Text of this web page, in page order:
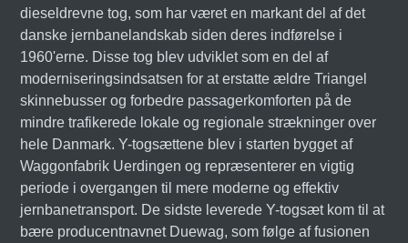
dieseldrevne tog, som har været en markant del af det
danske jernbanelandskab siden deres indførelse i
1960'erne. Disse tog blev udviklet som en del af
moderniseringsindsatsen for at erstatte ældre Triangel
skinnebusser og forbedre passagerkomforten på de
mindre trafikerede lokale og regionale strækninger over
hele Danmark. Y-togsættene blev i starten bygget af
Waggonfabrik Uerdingen og repræsenterer en vigtig
periode i overgangen til mere moderne og effektiv
jernbanetransport. De sidste leverede Y-togsæt kom til at
bære producentnavnet Duewag, som følge af fusionen